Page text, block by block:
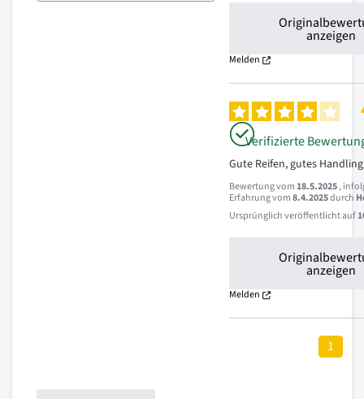
anzeigen
Melden
Verifizierte
Gute Reifen, gutes Handling
Bewertung vom18.5.2025,
Erfahrung vom8.4.2025durch
Ursprünglich veröffentlicht auf
anzeigen
Melden
1